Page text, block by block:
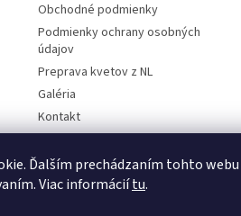
Ďalším prechádzaním tohto webu
Viac informáciítu.
Obchodné podmienky
Podmienky ochrany osobných
údajov
Preprava kvetov z NL
Galéria
Kontakt